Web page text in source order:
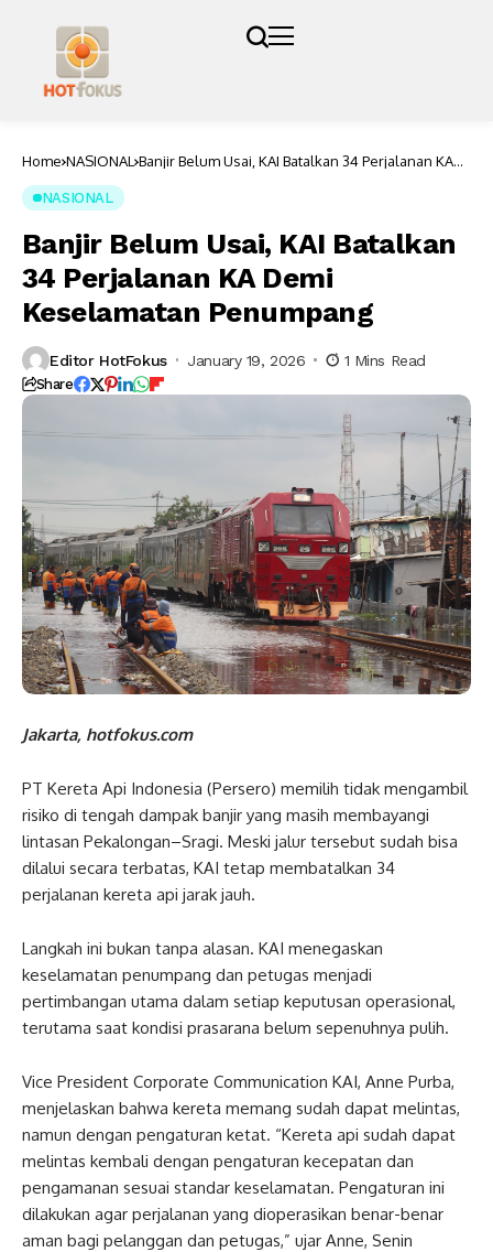
Home NASIONAL Banjir Belum Usai, KAI Batalkan 34 Perjalanan KA
NASIONAL
Banjir Belum Usai, KAI Batalkan
34 Perjalanan KA Demi
Keselamatan Penumpang
Editor HotFokus January 19, 2026 1 Mins Read
Share
Jakarta, hotfokus.com
PT Kereta Api Indonesia (Persero) memilih tidak mengambil
risiko di tengah dampak banjir yang masih membayangi
lintasan Pekalongan–Sragi. Meski jalur tersebut sudah bisa
dilalui secara terbatas, KAI tetap membatalkan 34
perjalanan kereta api jarak jauh.
Langkah ini bukan tanpa alasan. KAI menegaskan
keselamatan penumpang dan petugas menjadi
pertimbangan utama dalam setiap keputusan operasional,
terutama saat kondisi prasarana belum sepenuhnya pulih.
Vice President Corporate Communication KAI, Anne Purba,
menjelaskan bahwa kereta memang sudah dapat melintas,
namun dengan pengaturan ketat. “Kereta api sudah dapat
melintas kembali dengan pengaturan kecepatan dan
pengamanan sesuai standar keselamatan. Pengaturan ini
dilakukan agar perjalanan yang dioperasikan benar-benar
aman bagi pelanggan dan petugas,” ujar Anne, Senin